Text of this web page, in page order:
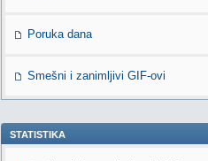
Poruka dana
Smešni i zanimljivi GIF-ovi
STATISTIKA